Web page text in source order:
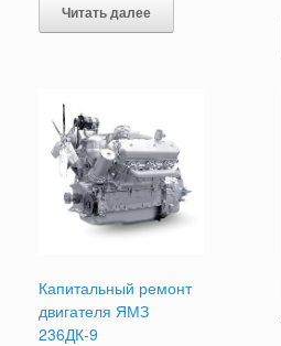
Читать далее
Капитальный ремонт
двигателя ЯМЗ
236ДК-9